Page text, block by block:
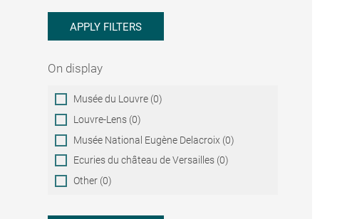
APPLY FILTERS
On display
On
display
Musée du Louvre (0)
Louvre-Lens (0)
Musée National Eugène Delacroix (0)
Ecuries du château de Versailles (0)
Other (0)